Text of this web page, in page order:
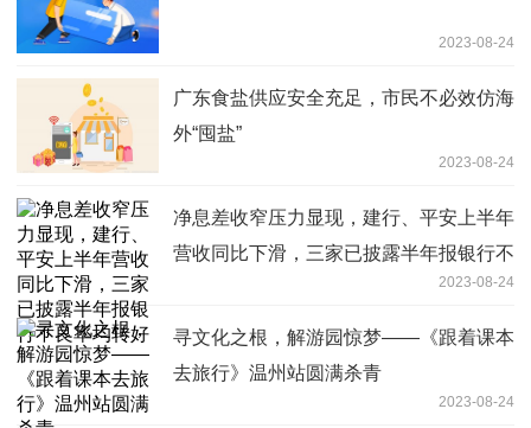
2023-08-24
广东食盐供应安全充足，市民不必效仿海
外“囤盐”
2023-08-24
净息差收窄压力显现，建行、平安上半年
营收同比下滑，三家已披露半年报银行不
2023-08-24
寻文化之根，解游园惊梦——《跟着课本
去旅行》温州站圆满杀青
2023-08-24